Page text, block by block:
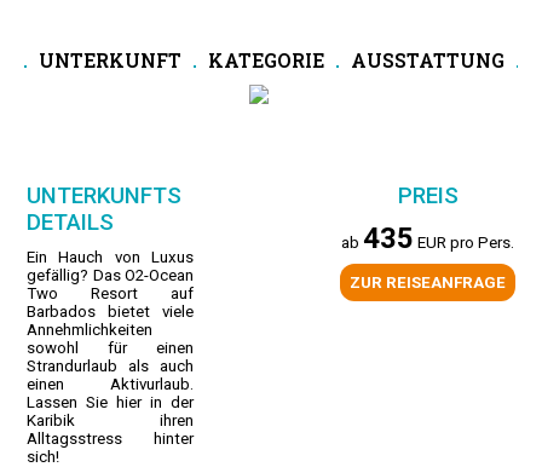
UNTERKUNFT KATEGORIE AUSSTATTUNG
UNTERKUNFTS
DETAILS
Ein Hauch von Luxus
gefällig? Das O2-Ocean
Two Resort auf
Barbados bietet viele
Annehmlichkeiten
sowohl für einen
Strandurlaub als auch
einen Aktivurlaub.
Lassen Sie hier in der
Karibik ihren
Alltagsstress hinter
sich!
PREIS
ab 435 EUR pro Pers.
ZUR REISEANFRAGE